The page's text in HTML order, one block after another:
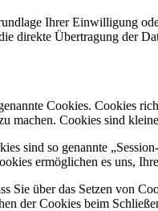
Ihrer Einwilligung
direkte Übertragung der
Cookies. Cookies
machen. Cookies sind
sind so genannte
ermöglichen es uns,
Sie über das Setzen von
der Cookies beim